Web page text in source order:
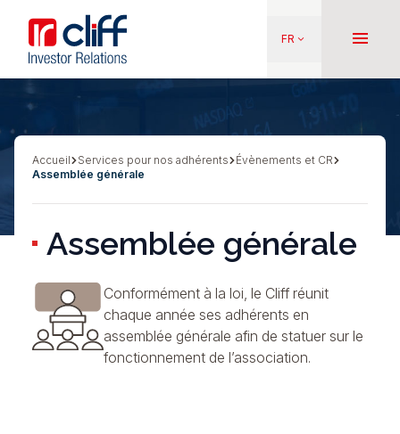
contenu
principal
Aller directement au contenu
FR keyboard_arrow_down menu
Fil
Accueil Services pour nos adhérents
Évènements et CR
Assemblée générale
Assemblée générale
Conformément à la loi, le Cliff réunit
chaque année ses adhérents en
assemblée générale afin de statuer sur le
fonctionnement de l’association.